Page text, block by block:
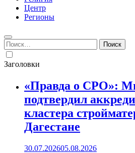
Центр
Регионы
Найти:
Заголовки
«Правда о СРО»:
подтвердил
кластера
Дагестане
30.07.202605.08.2026